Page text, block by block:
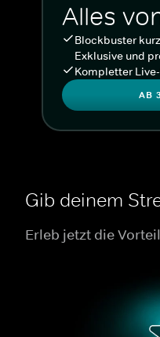
Alles
Blockbuster
Exklusive und
Kompletter
AB
Gib deinem
Erleb jetzt die